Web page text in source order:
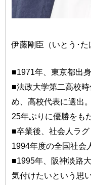
伊藤剛臣（いとう･
■1971年、東京都出身
■法政大学第二高校
め、高校代表に選出
25年ぶりに優勝をも
■卒業後、社会人ラグ
1994年度の全国社会
■1995年、阪神淡路
気付けたいという思